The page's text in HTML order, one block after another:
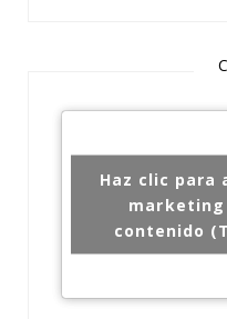
Haz clic para
contenido